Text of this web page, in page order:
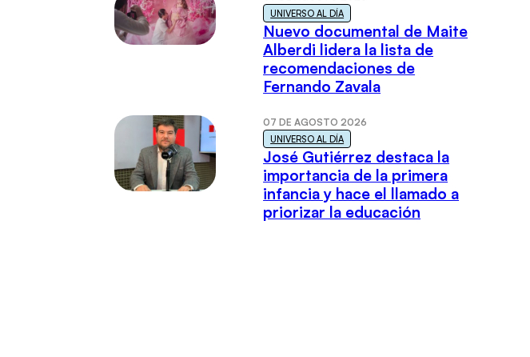
UNIVERSO AL DÍA
Nuevo documental de Maite
Alberdi lidera la lista de
recomendaciones de
Fernando Zavala
07 DE AGOSTO 2026
UNIVERSO AL DÍA
José Gutiérrez destaca la
importancia de la primera
infancia y hace el llamado a
priorizar la educación